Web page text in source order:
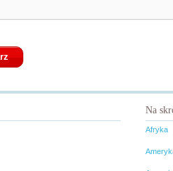
Na
Afryka